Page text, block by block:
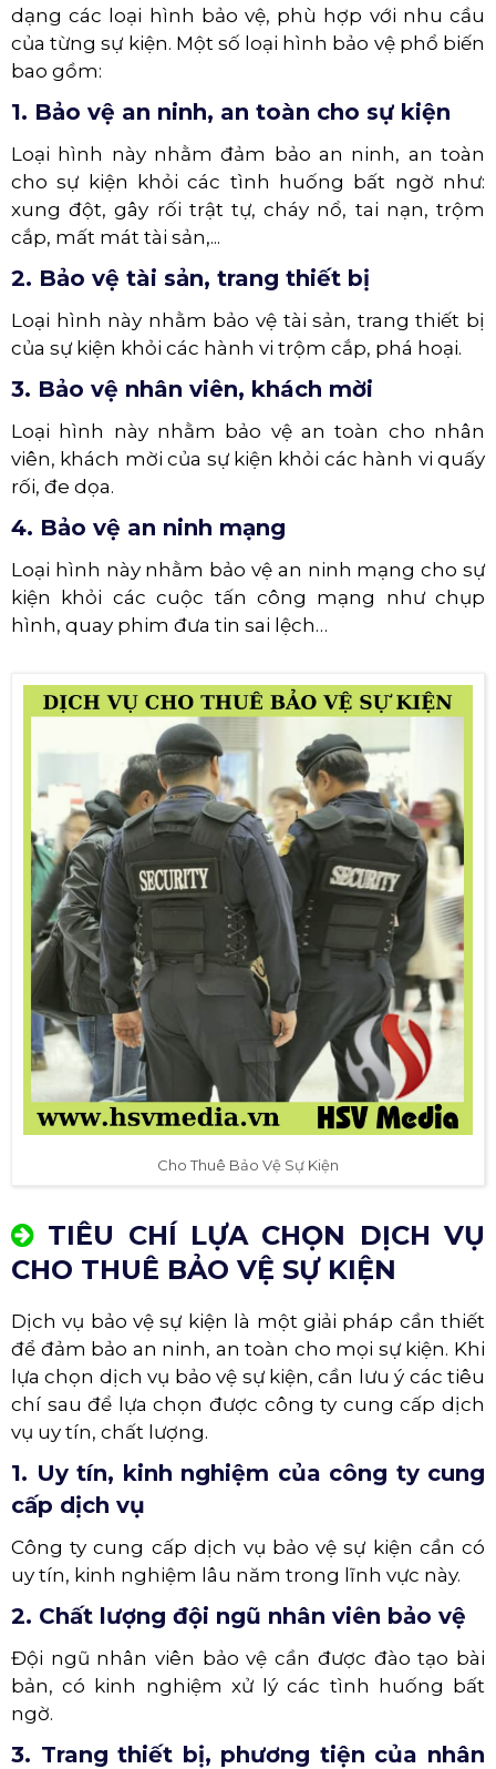
dạng các loại hình bảo vệ, phù hợp với nhu cầu
của từng sự kiện. Một số loại hình bảo vệ phổ biến
bao gồm:
1. Bảo vệ an ninh, an toàn cho sự kiện
Loại hình này nhằm đảm bảo an ninh, an toàn
cho sự kiện khỏi các tình huống bất ngờ như:
xung đột, gây rối trật tự, cháy nổ, tai nạn, trộm
cắp, mất mát tài sản,...
2. Bảo vệ tài sản, trang thiết bị
Loại hình này nhằm bảo vệ tài sản, trang thiết bị
của sự kiện khỏi các hành vi trộm cắp, phá hoại.
3. Bảo vệ nhân viên, khách mời
Loại hình này nhằm bảo vệ an toàn cho nhân
viên, khách mời của sự kiện khỏi các hành vi quấy
rối, đe dọa.
4. Bảo vệ an ninh mạng
Loại hình này nhằm bảo vệ an ninh mạng cho sự
kiện khỏi các cuộc tấn công mạng như chụp
hình, quay phim đưa tin sai lệch…
Cho Thuê Bảo Vệ Sự Kiện
TIÊU CHÍ LỰA CHỌN DỊCH VỤ
CHO THUÊ BẢO VỆ SỰ KIỆN
Dịch vụ bảo vệ sự kiện là một giải pháp cần thiết
để đảm bảo an ninh, an toàn cho mọi sự kiện. Khi
lựa chọn dịch vụ bảo vệ sự kiện, cần lưu ý các tiêu
chí sau để lựa chọn được công ty cung cấp dịch
vụ uy tín, chất lượng.
1. Uy tín, kinh nghiệm của công ty cung
cấp dịch vụ
Công ty cung cấp dịch vụ bảo vệ sự kiện cần có
uy tín, kinh nghiệm lâu năm trong lĩnh vực này.
2. Chất lượng đội ngũ nhân viên bảo vệ
Đội ngũ nhân viên bảo vệ cần được đào tạo bài
bản, có kinh nghiệm xử lý các tình huống bất
ngờ.
3. Trang thiết bị, phương tiện của nhân